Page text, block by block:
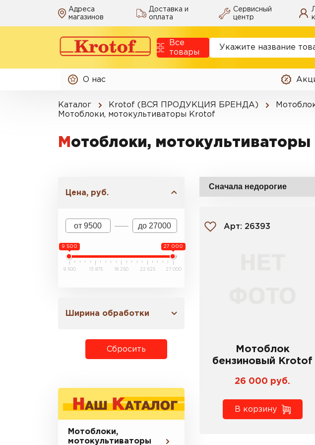
Адреса
магазинов
Доставка и
оплата
Сервисный
центр
Все
товары
О нас
Каталог Krotof (ВСЯ ПРОДУКЦИЯ БРЕНДА)
Мотоблоки, мотокультиваторы Krotof
Мотоблоки,
Цена, руб.
9 500 27 000
9 500 13 875 18 250 22 625 27 000
Ширина обработки
Сбросить
Мотоблоки,
мотокультиваторы
Арт: 26393
Мотоблок
бензиновый Krotof
4x10)
26 000 руб.
В корзину